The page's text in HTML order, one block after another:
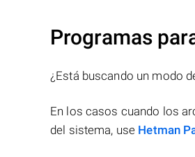
Programas
¿Está buscando un modo
En los casos cuando los
del sistema, use Hetman